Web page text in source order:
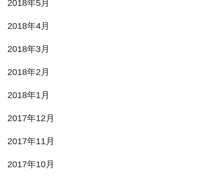
2018年5月
2018年4月
2018年3月
2018年2月
2018年1月
2017年12月
2017年11月
2017年10月